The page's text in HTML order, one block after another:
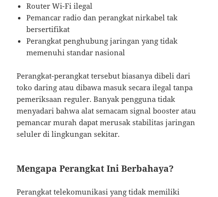
Router Wi-Fi ilegal
Pemancar radio dan perangkat nirkabel tak
bersertifikat
Perangkat penghubung jaringan yang tidak
memenuhi standar nasional
Perangkat-perangkat tersebut biasanya dibeli dari
toko daring atau dibawa masuk secara ilegal tanpa
pemeriksaan reguler. Banyak pengguna tidak
menyadari bahwa alat semacam signal booster atau
pemancar murah dapat merusak stabilitas jaringan
seluler di lingkungan sekitar.
Mengapa Perangkat Ini Berbahaya?
Perangkat telekomunikasi yang tidak memiliki